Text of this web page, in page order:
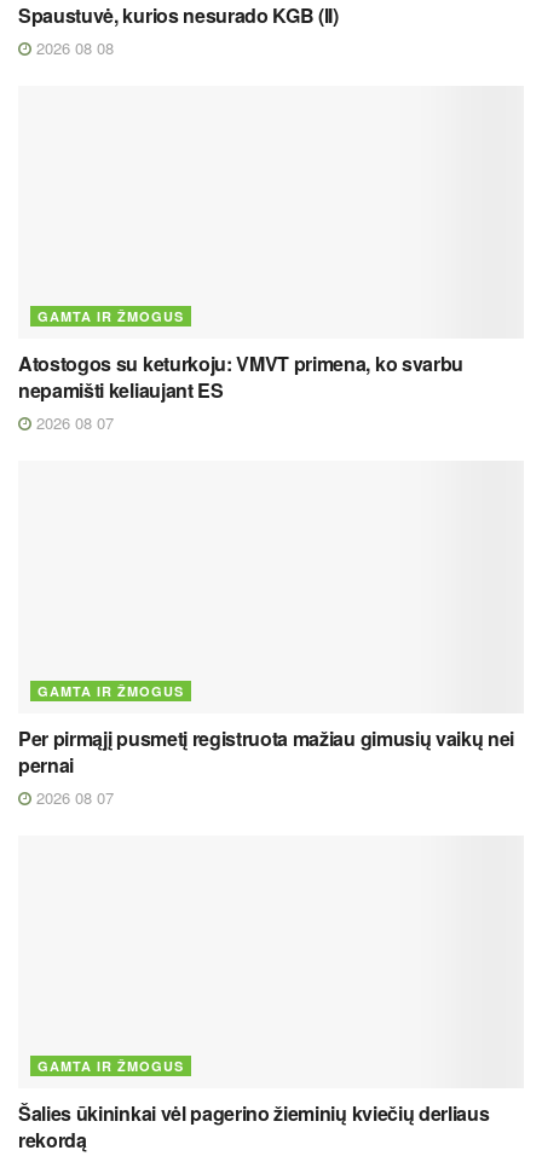
Spaustuvė, kurios nesurado KGB (II)
2026 08 08
GAMTA IR ŽMOGUS
Atostogos su keturkoju: VMVT primena, ko svarbu
nepamišti keliaujant ES
2026 08 07
GAMTA IR ŽMOGUS
Per pirmąjį pusmetį registruota mažiau gimusių vaikų nei
pernai
2026 08 07
GAMTA IR ŽMOGUS
Šalies ūkininkai vėl pagerino žieminių kviečių derliaus
rekordą